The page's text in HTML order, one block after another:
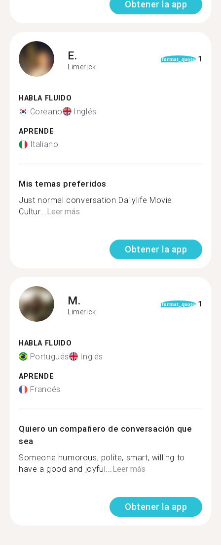
Obtener la app
E.
Limerick
format_quote 1
HABLA FLUIDO
Coreano Inglés
APRENDE
Italiano
Mis temas preferidos
Just normal conversation Dailylife Movie
Cultur...Leer más
Obtener la app
M.
Limerick
format_quote 1
HABLA FLUIDO
Portugués Inglés
APRENDE
Francés
Quiero un compañero de conversación que
sea
Someone humorous, polite, smart, willing to
have a good and joyful...Leer más
Obtener la app